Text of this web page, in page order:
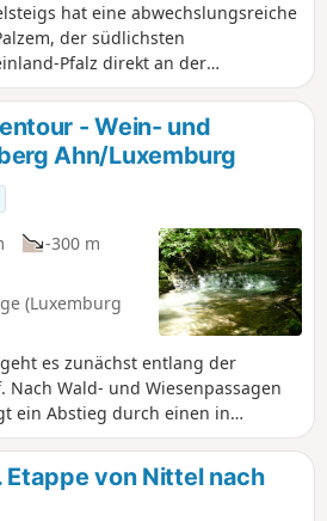
hat eine abwechslungsreiche
der südlichsten
Pfalz direkt an der
gelegen. Sehenswert ist der
Doppeltürmen. Die Wanderung
Wiesen, mit einigen
auf die Mosel und Möglichkeiten
es wieder durch die Weinberge
hinab nach Nittel.
- Wein- und
Ahn/Luxemburg
-300 m
(Luxemburg
es zunächst entlang der
Wald- und Wiesenpassagen
ein Abstieg durch einen in
Buchsbaumbestand, ehe wir bei
das Gefühl haben,
sind.
Etappe von Nittel nach